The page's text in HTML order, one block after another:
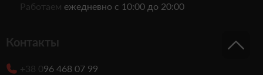
Работаем ежедневно с 10:00 до 20:00
Контакты
+38 096 468 07 99